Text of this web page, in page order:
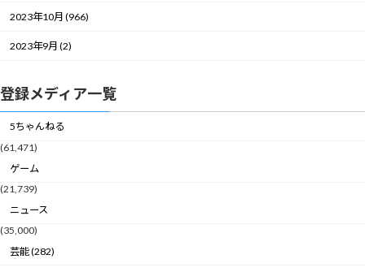
2023年10月 (966)
2023年9月 (2)
登録メディア一覧
5ちゃんねる
(61,471)
ゲーム
(21,739)
ニュース
(35,000)
芸能 (282)